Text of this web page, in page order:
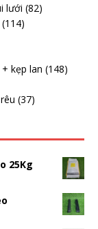
lưới (82)
(114)
kẹp lan (148)
(37)
25Kg